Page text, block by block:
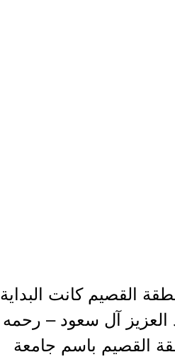
القصيم كانت البداية
آل سعود – رحمه
في منطقة القصيم باسم جامعة